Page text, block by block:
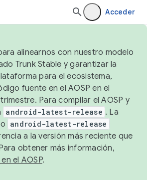
Acceder
alinearnos con nuestro modelo
Trunk Stable y garantizar la
para el ecosistema,
fuente en el AOSP en el
Para compilar el AOSP y
android-latest-release . La
android-latest-release
a la versión más reciente que
obtener más información,
el AOSP.